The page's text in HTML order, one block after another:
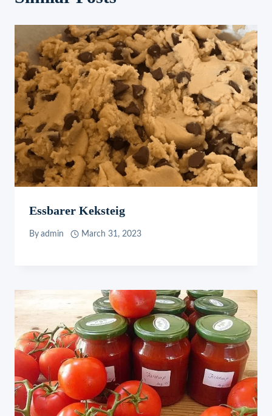
Essbarer Keksteig
By admin March 31, 2023